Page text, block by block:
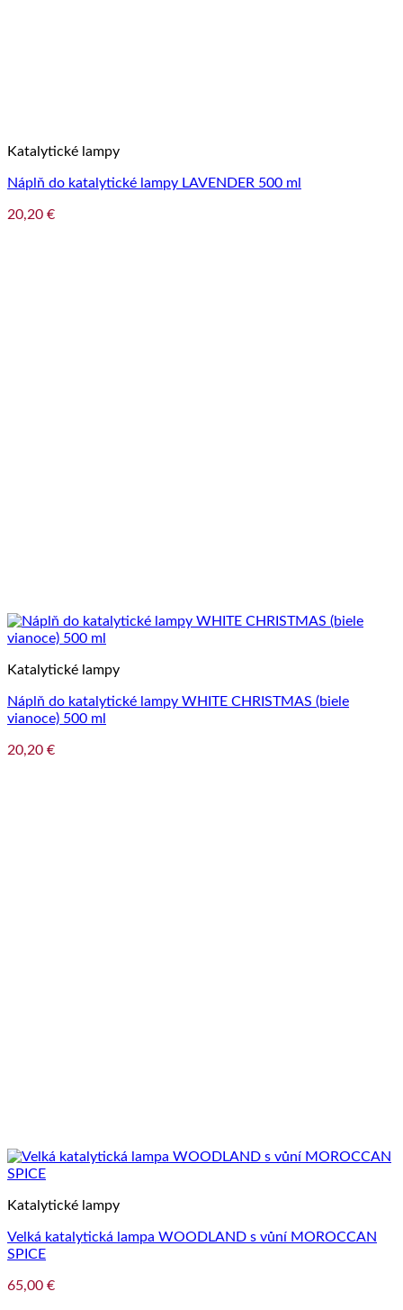
Katalytické lampy
Náplň do katalytické lampy LAVENDER 500 ml
20,20 €
Katalytické lampy
Náplň do katalytické lampy WHITE CHRISTMAS (biele
vianoce) 500 ml
20,20 €
Katalytické lampy
Velká katalytická lampa WOODLAND s vůní MOROCCAN
SPICE
65,00 €